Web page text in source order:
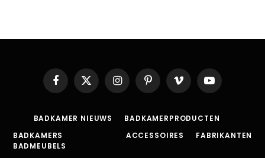
Facebook
X
(Twitter)
InstagramPinterestVimeo YouTube
BADKAMER NIEUWS
BADKAMERPRODUCTEN
BADKAMERS
BADMEUBELS
ACCESSOIRES FABRIKANTEN